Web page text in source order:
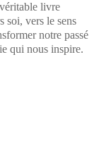
livre
soi, vers le sens
notre passé
qui nous inspire.